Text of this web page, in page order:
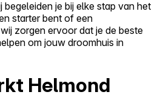
begeleiden je bij elke stap van het
starter bent of een
zorgen ervoor dat je de beste
om jouw droomhuis in
Helmond